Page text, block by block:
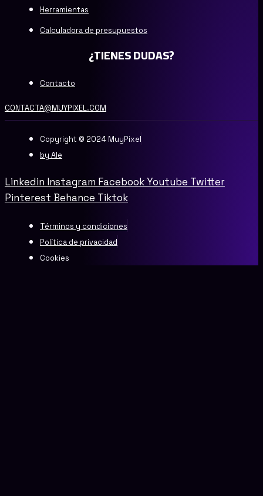
Herramientas
Calculadora de presupuestos
¿TIENES DUDAS?
Contacto
CONTACTA@MUYPIXEL.COM
Copyright © 2024 MuyPixel
by Ale
Linkedin Instagram FacebookYoutube Twitter
Pinterest Behance Tiktok
Términos y condiciones
Política de privacidad
Cookies